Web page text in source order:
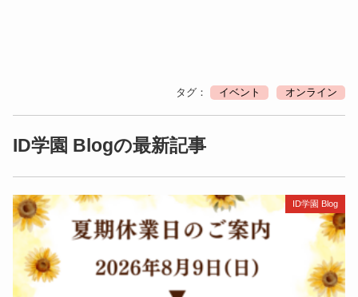
タグ： イベント オンライン
ID学園 Blogの最新記事
ID学園 Blog